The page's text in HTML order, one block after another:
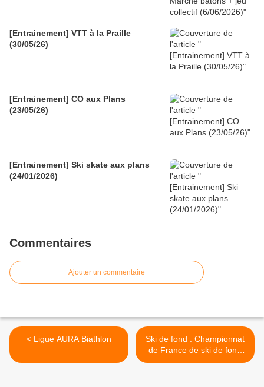
[Entrainement] VTT à la Praille
(30/05/26)
[Entrainement] CO aux Plans
(23/05/26)
[Entrainement] Ski skate aux plans
(24/01/2026)
Commentaires
Ajouter un commentaire
< Ligue AURA Biathlon
Ski de fond : Championnat
de France de ski de fond
d’été à La Bresse >